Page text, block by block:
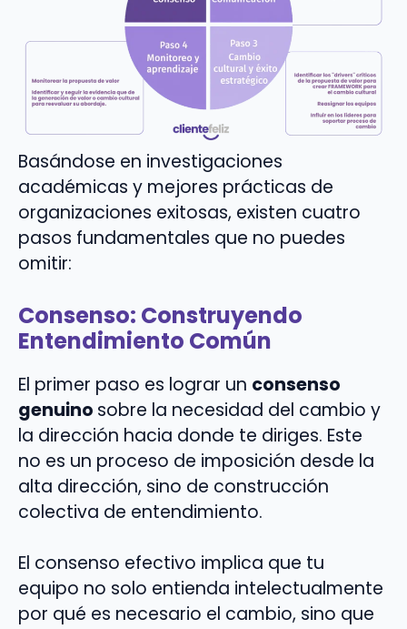
Basándose en investigaciones
académicas y mejores prácticas de
organizaciones exitosas, existen cuatro
pasos fundamentales que no puedes
omitir:
Consenso: Construyendo
Entendimiento Común
El primer paso es lograr un consenso
genuino sobre la necesidad del cambio y
la dirección hacia donde te diriges. Este
no es un proceso de imposición desde la
alta dirección, sino de construcción
colectiva de entendimiento.
El consenso efectivo implica que tu
equipo no solo entienda intelectualmente
por qué es necesario el cambio, sino que